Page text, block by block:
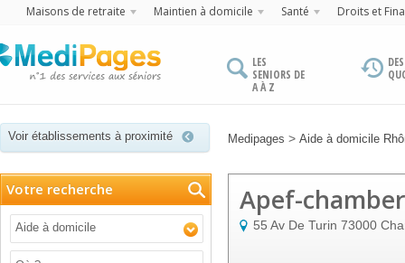
Maisons de retraite Maintien à domicile Santé Droits et
LES
SENIORS DE
A À Z
Voir établissements à proximité Medipages > Aide à domicile
Votre recherche
Aide à domicile
Apef-
55 Av De Turin 73000